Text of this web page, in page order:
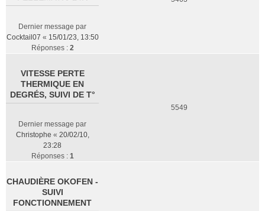
Dernier message par
Cocktail07 « 15/01/23, 13:50
Réponses : 2
VITESSE PERTE
THERMIQUE EN
DEGRÉS, SUIVI DE T°
Dernier message par
Christophe « 20/02/10,
23:28
Réponses : 1
5549
CHAUDIÈRE OKOFEN -
SUIVI
FONCTIONNEMENT